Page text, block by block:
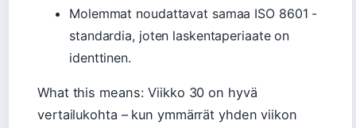
Molemmat noudattavat samaa ISO 8601 -
standardia, joten laskentaperiaate on
identtinen.
What this means: Viikko 30 on hyvä
vertailukohta – kun ymmärrät yhden viikon